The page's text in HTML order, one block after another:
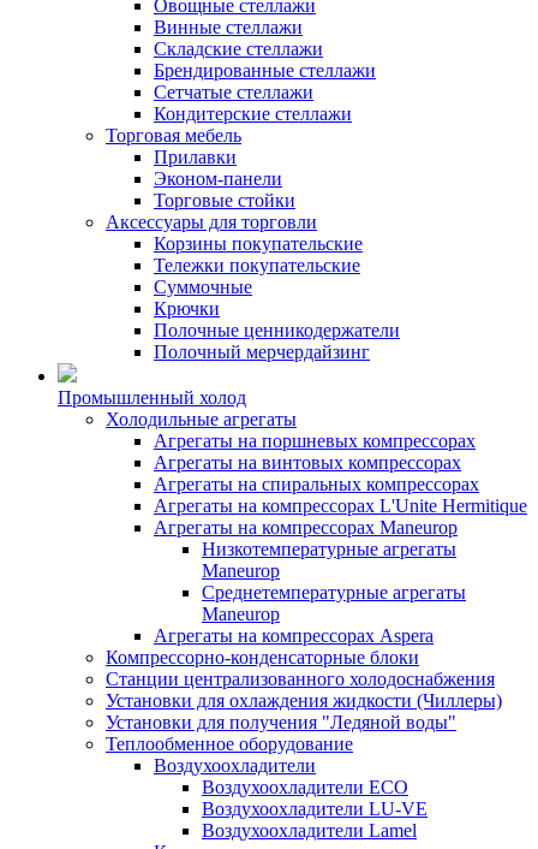
Овощные стеллажи
Винные стеллажи
Складские стеллажи
Брендированные стеллажи
Сетчатые стеллажи
Кондитерские стеллажи
Торговая мебель
Прилавки
Эконом-панели
Торговые стойки
Аксессуары для торговли
Корзины покупательские
Тележки покупательские
Суммочные
Крючки
Полочные ценникодержатели
Полочный мерчердайзинг
Промышленный холод
Холодильные агрегаты
Агрегаты на поршневых компрессорах
Агрегаты на винтовых компрессорах
Агрегаты на спиральных компрессорах
Агрегаты на компрессорах L'Unite Hermitique
Агрегаты на компрессорах Maneurop
Низкотемпературные агрегаты
Maneurop
Среднетемпературные агрегаты
Maneurop
Агрегаты на компрессорах Aspera
Компрессорно-конденсаторные блоки
Станции централизованного холодоснабжения
Установки для охлаждения жидкости (Чиллеры)
Установки для получения "Ледяной воды"
Теплообменное оборудование
Воздухоохладители
Воздухоохладители EСО
Воздухоохладители LU-VE
Воздухоохладители Lamel